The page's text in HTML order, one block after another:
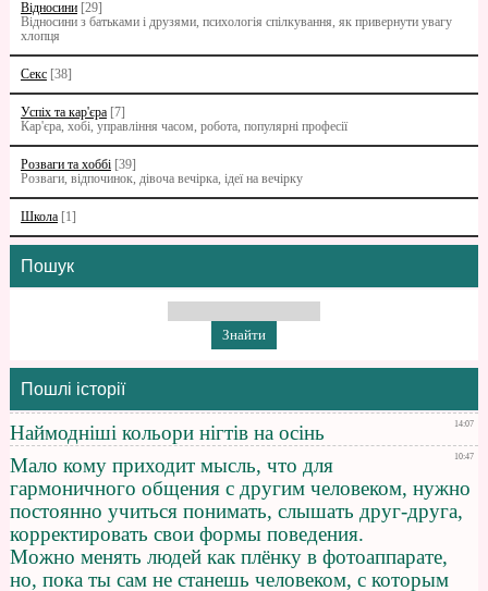
Відносини [29]
Відносини з батьками i друзями, психологія спілкування, як привернути увагу
хлопця
Секс [38]
Успіх та кар'єра [7]
Кар'єра, хобі, управління часом, робота, популярні професії
Розваги та хоббі [39]
Розваги, відпочинок, дівоча вечірка, ідеї на вечірку
Школа [1]
Пошук
Пошлі історії